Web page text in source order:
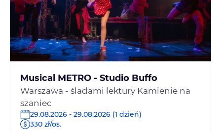
Musical METRO - Studio Buffo
Warszawa - śladami lektury Kamienie na
szaniec
29.08.2026 - 29.08.2026 (1 dzień)
330 zł/os.